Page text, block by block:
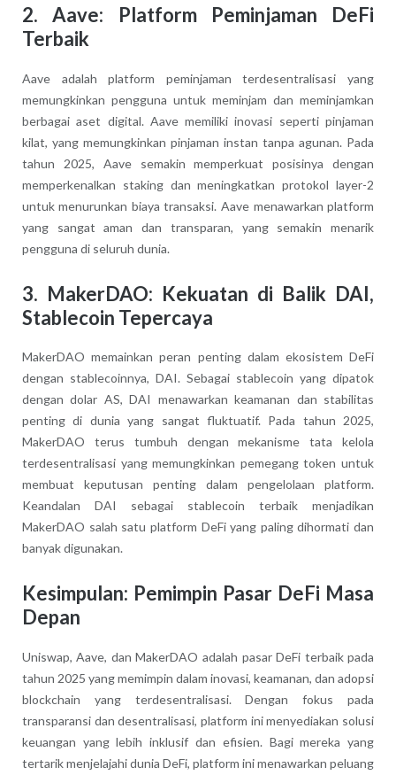
2. Aave: Platform Peminjaman DeFi
Terbaik
Aave adalah platform peminjaman terdesentralisasi yang
memungkinkan pengguna untuk meminjam dan meminjamkan
berbagai aset digital. Aave memiliki inovasi seperti pinjaman
kilat, yang memungkinkan pinjaman instan tanpa agunan. Pada
tahun 2025, Aave semakin memperkuat posisinya dengan
memperkenalkan staking dan meningkatkan protokol layer-2
untuk menurunkan biaya transaksi. Aave menawarkan platform
yang sangat aman dan transparan, yang semakin menarik
pengguna di seluruh dunia.
3. MakerDAO: Kekuatan di Balik DAI,
Stablecoin Tepercaya
MakerDAO memainkan peran penting dalam ekosistem DeFi
dengan stablecoinnya, DAI. Sebagai stablecoin yang dipatok
dengan dolar AS, DAI menawarkan keamanan dan stabilitas
penting di dunia yang sangat fluktuatif. Pada tahun 2025,
MakerDAO terus tumbuh dengan mekanisme tata kelola
terdesentralisasi yang memungkinkan pemegang token untuk
membuat keputusan penting dalam pengelolaan platform.
Keandalan DAI sebagai stablecoin terbaik menjadikan
MakerDAO salah satu platform DeFi yang paling dihormati dan
banyak digunakan.
Kesimpulan: Pemimpin Pasar DeFi Masa
Depan
Uniswap, Aave, dan MakerDAO adalah pasar DeFi terbaik pada
tahun 2025 yang memimpin dalam inovasi, keamanan, dan adopsi
blockchain yang terdesentralisasi. Dengan fokus pada
transparansi dan desentralisasi, platform ini menyediakan solusi
keuangan yang lebih inklusif dan efisien. Bagi mereka yang
tertarik menjelajahi dunia DeFi, platform ini menawarkan peluang